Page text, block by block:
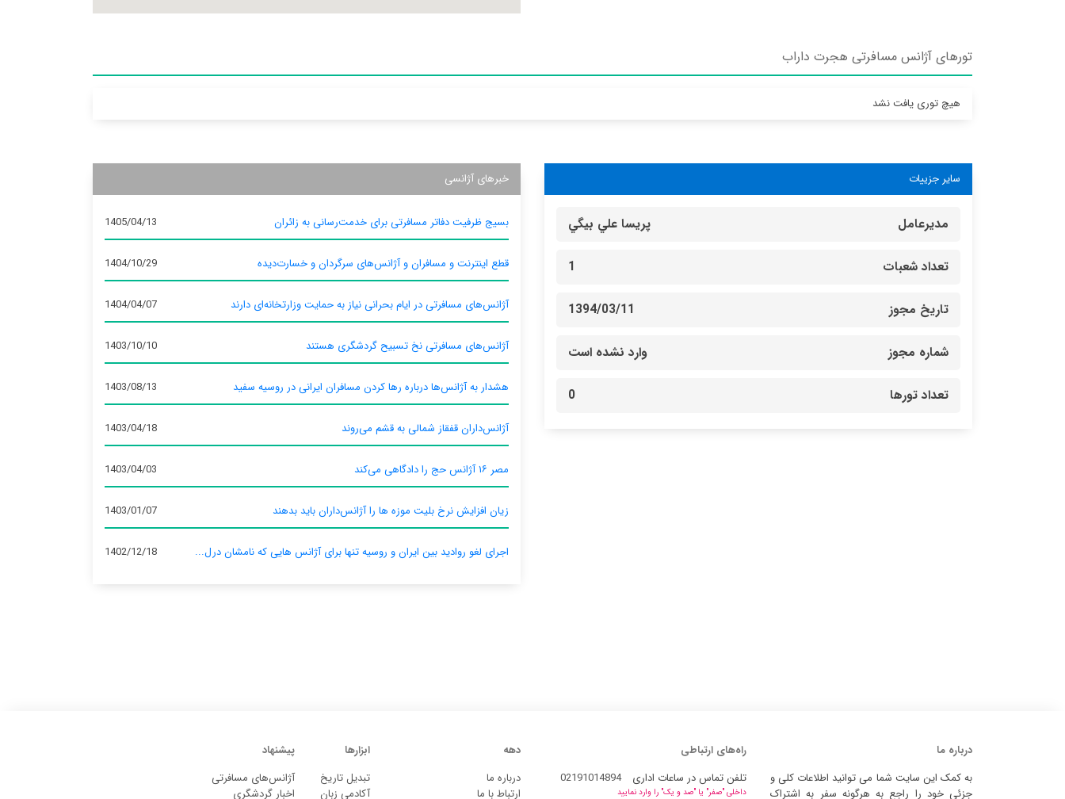
تورهای آژانس مسافرتی هجرت داراب
هیچ توری یافت نشد
سایر جزییات
مدیرعامل پريسا علي بيگي
تعداد شعبات 1
تاریخ مجوز 1394/03/11
شماره مجوز وارد نشده است
تعداد تورها 0
خبرهای آژانسی
بسیج ظرفیت دفاتر مسافرتی برای خدمت‌رسانی به زائران 1405/04/13
قطع اینترنت و مسافران و آژانس‌های سرگردان و خسارت‌دیده 1404/10/29
آژانس‌های مسافرتی در ایام بحرانی نیاز به حمایت وزارتخانه‌ای دارند 1404/04/07
آژانس‌های مسافرتی نخ تسبیح گردشگری هستند 1403/10/10
هشدار به آژانس‌ها درباره رها کردن مسافران ایرانی در روسیه سفید 1403/08/13
آژانس‌داران قفقاز شمالی به قشم می‌روند 1403/04/18
مصر ۱۶ آژانس حج را دادگاهی می‌کند 1403/04/03
زیان افزایش نرخ بلیت موزه ها را آژانس‌داران باید بدهند 1403/01/07
اجرای لغو روادید بین ایران و روسیه تنها برای آژانس‌ هایی که نامشان درل... 1402/12/18
درباره ما
به کمک این سایت شما می توانید اطلاعات کلی و
جزئی خود را راجع به هرگونه سفر به اشتراک
راه‌های ارتباطی
تلفن تماس در ساعات اداری
02191014894
داخلی "صفر" یا "صد و یک" را وارد نمایید
دهه
درباره ما
ارتباط با ما
ابزارها
تبدیل تاریخ
آکادمی زبان
پیشنهاد
آژانس‌های مسافرتی
اخبار گردشگری